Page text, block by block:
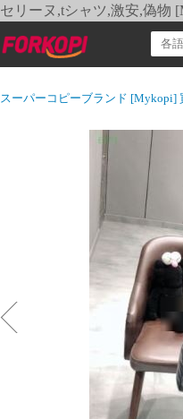
セリーヌ,tシャツ,激安,偽物
スーパーコピーブランド [Mykopi]